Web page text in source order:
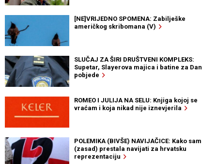
[NE]VRIJEDNO SPOMENA: Zabilješke
američkog skribomana (V)
SLUČAJ ZA ŠIRI DRUŠTVENI KOMPLEKS:
Supetar, Slayerova majica i batine za Dan
pobjede
ROMEO I JULIJA NA SELU: Knjiga kojoj se
vraćam i koja nikad nije iznevjerila
POLEMIKA (BIVŠE) NAVIJAČICE: Kako sam
(zasad) prestala navijati za hrvatsku
reprezentaciju